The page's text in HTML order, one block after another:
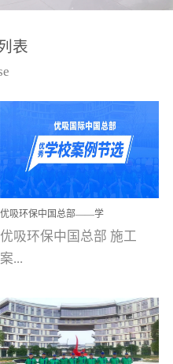
高技能的团队。汇聚了众
取得了多项产品技术专利
和多项国家版权局著作
权，获得高新技术企业称
号。生产优势自主生产自
给自足，优吸公司于2015
在广州番禺区成功建立产
品线生产基地，工厂拥有
自动化生产设备和成熟的
选择源头源材料、严控产
品质量，我们每一批的生
产产品都经过严格的质检
表
优吸环保中国总部——学
校施工案例(节选)
优吸环保中国总部 施工
案...
例(学校工装节选)广州南沙
小学(珠江湾校区)项目地